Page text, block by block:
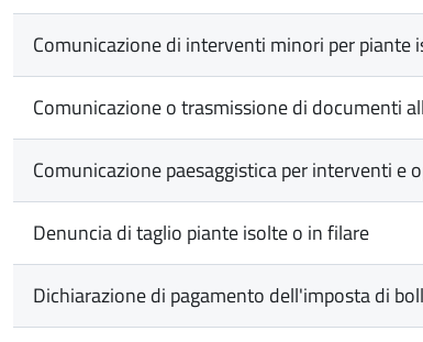
Comunicazione di interventi minori per piante
Comunicazione o trasmissione di documenti
Comunicazione paesaggistica per interventi e
Denuncia di taglio piante isolte o in filare
Dichiarazione di pagamento dell'imposta di